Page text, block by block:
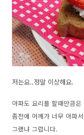
저는요..정말 이상해요.
아파도 요리를 할때만큼
좀전에 어깨가 너무 아파
그랬냐 그럽니다.